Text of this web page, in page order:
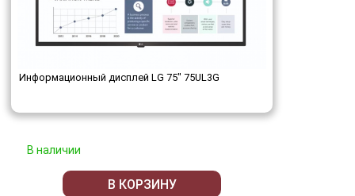
Информационный дисплей LG 75" 75UL3G
В наличии
В КОРЗИНУ